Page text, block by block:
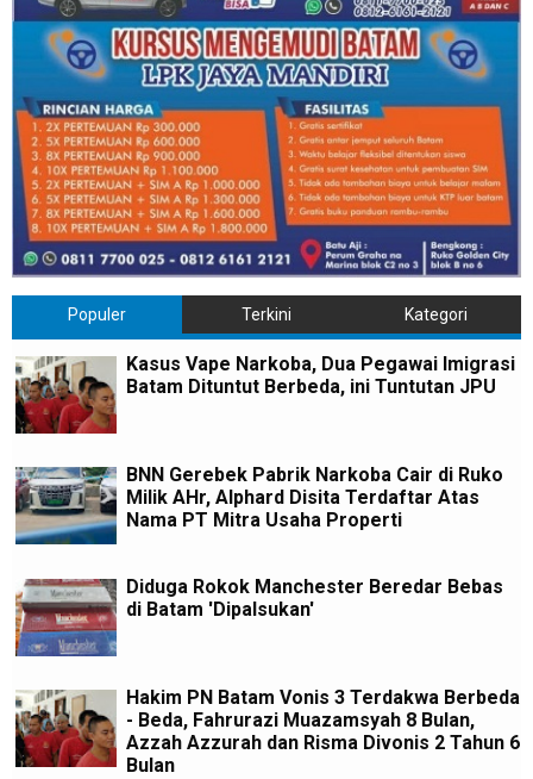
Populer Terkini Kategori
Kasus Vape Narkoba, Dua Pegawai Imigrasi
Batam Dituntut Berbeda, ini Tuntutan JPU
BNN Gerebek Pabrik Narkoba Cair di Ruko
Milik AHr, Alphard Disita Terdaftar Atas
Nama PT Mitra Usaha Properti
Diduga Rokok Manchester Beredar Bebas
di Batam 'Dipalsukan'
Hakim PN Batam Vonis 3 Terdakwa Berbeda
- Beda, Fahrurazi Muazamsyah 8 Bulan,
Azzah Azzurah dan Risma Divonis 2 Tahun 6
Bulan